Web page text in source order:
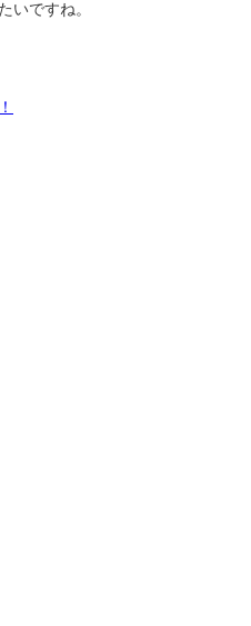
いですね。